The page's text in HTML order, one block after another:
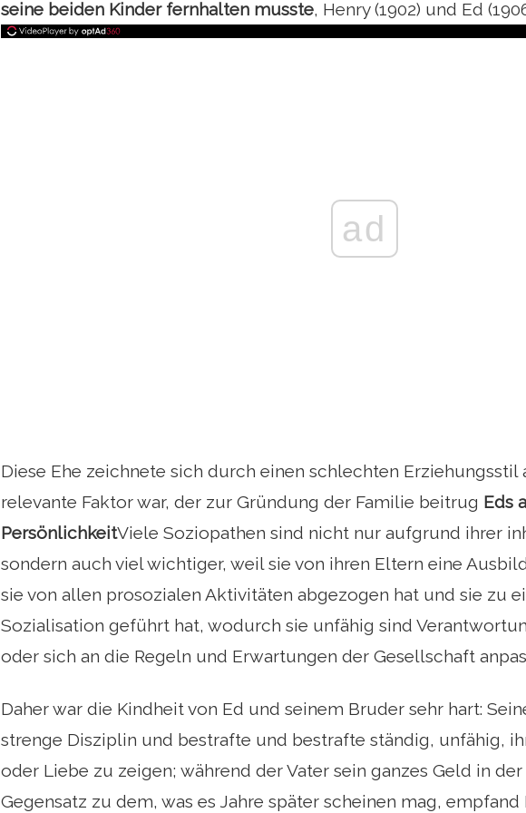
seine beiden Kinder fernhalten musste, Henry (1902) und Ed
ad
Diese Ehe zeichnete sich durch einen schlechten Erziehungsstil
relevante Faktor war, der zur Gründung der Familie beitrug Eds
PersönlichkeitViele Soziopathen sind nicht nur aufgrund ihrer
sondern auch viel wichtiger, weil sie von ihren Eltern eine
sie von allen prosozialen Aktivitäten abgezogen hat und sie zu
Sozialisation geführt hat, wodurch sie unfähig sind
oder sich an die Regeln und Erwartungen der Gesellschaft
Daher war die Kindheit von Ed und seinem Bruder sehr hart:
strenge Disziplin und bestrafte und bestrafte ständig, unfähig,
oder Liebe zu zeigen; während der Vater sein ganzes Geld in
Gegensatz zu dem, was es Jahre später scheinen mag,